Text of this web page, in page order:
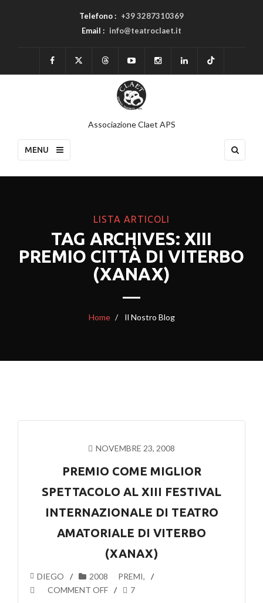
Telefono : +39 3287310369
Email : info@teatroclaet.it
Associazione Claet APS
MENU
LISTA ARTICOLI
TAG ARCHIVES: XIII
PREMIO CITTÀ DI VITERBO
(XANAX)
Home Il Nostro Blog
NOVEMBRE 23, 2008
PREMIO COME MIGLIOR
SPETTACOLO AL XIII FESTIVAL
INTERNAZIONALE DI TEATRO
AMATORIALE DI VITERBO
(XANAX)
DIEGO 2008 ,
PREMI
COMMENT OFF
7